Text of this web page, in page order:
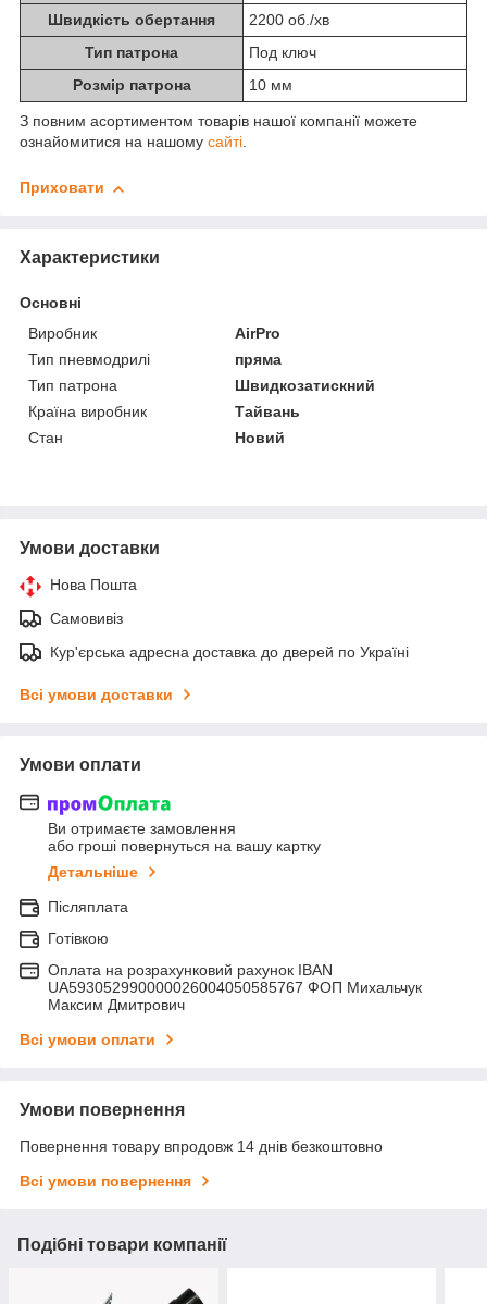
Швидкість обертання
2200 об./хв
Тип патрона
Под ключ
Розмір патрона
10 мм
З повним асортиментом товарів нашої компанії можете
ознайомитися на нашому сайті.
Приховати
Характеристики
Основні
Виробник
AirPro
Тип пневмодрилі
пряма
Тип патрона
Швидкозатискний
Країна виробник
Тайвань
Стан
Новий
Умови доставки
Нова Пошта
Самовивіз
Кур'єрська адресна доставка до дверей по Україні
Всі умови доставки
Умови оплати
Ви отримаєте замовлення
або гроші повернуться на вашу картку
Детальніше
Післяплата
Готівкою
Оплата на розрахунковий рахунок IBAN
UA593052990000026004050585767 ФОП Михальчук
Максим Дмитрович
Всі умови оплати
Умови повернення
Повернення товару впродовж 14 днів безкоштовно
Всі умови повернення
Подібні товари компанії